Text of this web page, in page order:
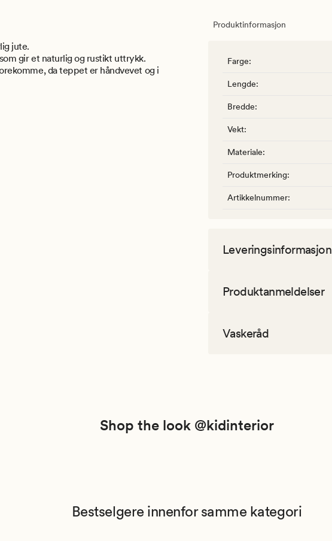
jute.
gir et naturlig og rustikt uttrykk.
da teppet er håndvevet og i
Produktinformasjon
Farge:
Lengde:
Bredde:
Vekt:
Materiale:
Produktmerking:
Artikkelnummer:
Leveringsinformasjon
Produktanmeldelser
Vaskeråd
Shop the look @kidinterior
Bestselgere innenfor samme kategori